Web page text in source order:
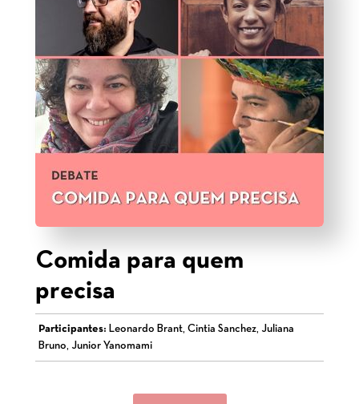
Comida para quem
precisa
Participantes: Leonardo Brant, Cintia Sanchez, Juliana
Bruno, Junior Yanomami